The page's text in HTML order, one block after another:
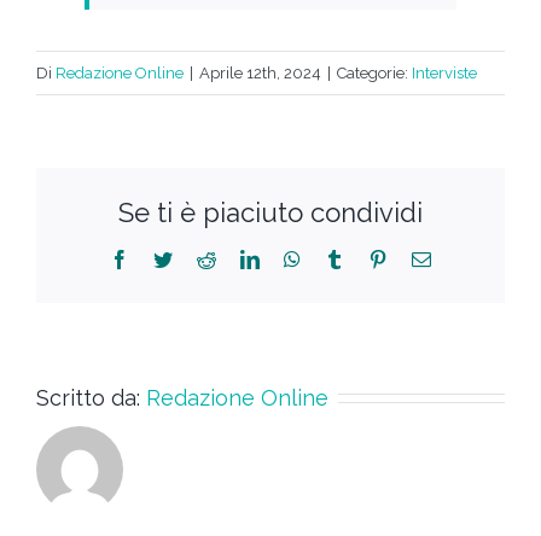
Di Redazione Online | Aprile 12th, 2024 | Categorie: Interviste
Se ti è piaciuto condividi
Scritto da: Redazione Online